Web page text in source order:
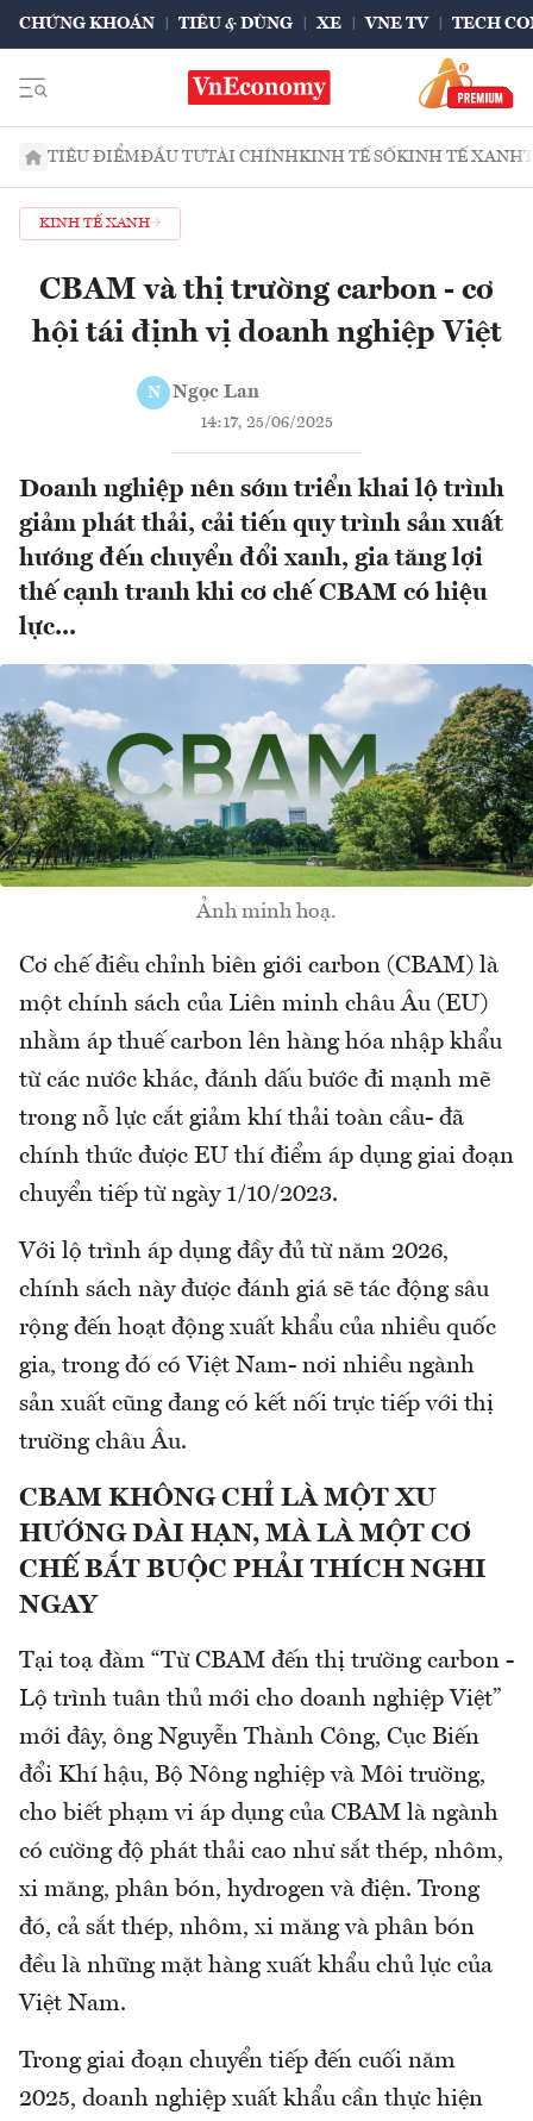
CHỨNG KHOÁN TIÊU & DÙNG XE VNE TV TECH
TIÊU ĐIỂMĐẦU TƯTÀI CHÍNHKINH TẾ SỐKINH TẾ XANH
KINH TẾ XANH
CBAM và thị trường carbon - cơ
hội tái định vị doanh nghiệp Việt
N Ngọc Lan
14:17, 25/06/2025
Doanh nghiệp nên sớm triển khai lộ trình
giảm phát thải, cải tiến quy trình sản xuất
hướng đến chuyển đổi xanh, gia tăng lợi
thế cạnh tranh khi cơ chế CBAM có hiệu
lực...
Ảnh minh hoạ.
Cơ chế điều chỉnh biên giới carbon (CBAM) là
một chính sách của Liên minh châu Âu (EU)
nhằm áp thuế carbon lên hàng hóa nhập khẩu
từ các nước khác, đánh dấu bước đi mạnh mẽ
trong nỗ lực cắt giảm khí thải toàn cầu- đã
chính thức được EU thí điểm áp dụng giai đoạn
chuyển tiếp từ ngày 1/10/2023.
Với lộ trình áp dụng đầy đủ từ năm 2026,
chính sách này được đánh giá sẽ tác động sâu
rộng đến hoạt động xuất khẩu của nhiều quốc
gia, trong đó có Việt Nam- nơi nhiều ngành
sản xuất cũng đang có kết nối trực tiếp với thị
trường châu Âu.
CBAM KHÔNG CHỈ LÀ MỘT XU
HƯỚNG DÀI HẠN, MÀ LÀ MỘT CƠ
CHẾ BẮT BUỘC PHẢI THÍCH NGHI
NGAY
Tại toạ đàm “Từ CBAM đến thị trường carbon -
Lộ trình tuân thủ mới cho doanh nghiệp Việt”
mới đây, ông Nguyễn Thành Công, Cục Biến
đổi Khí hậu, Bộ Nông nghiệp và Môi trường,
cho biết phạm vi áp dụng của CBAM là ngành
có cường độ phát thải cao như sắt thép, nhôm,
xi măng, phân bón, hydrogen và điện. Trong
đó, cả sắt thép, nhôm, xi măng và phân bón
đều là những mặt hàng xuất khẩu chủ lực của
Việt Nam.
Trong giai đoạn chuyển tiếp đến cuối năm
2025, doanh nghiệp xuất khẩu cần thực hiện